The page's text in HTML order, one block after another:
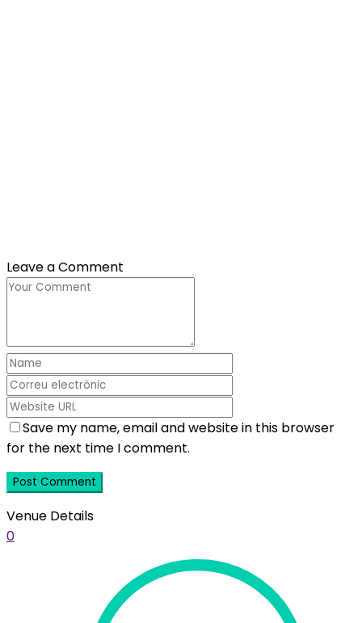
Leave a Comment
Save my name, email and website in this browser
for the next time I comment.
Venue Details
0